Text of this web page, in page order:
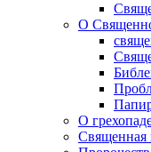
О
О
Священная